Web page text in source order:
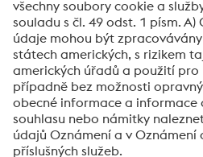
Odeslat
Ověření proti robotům
Klikněte pro ověření